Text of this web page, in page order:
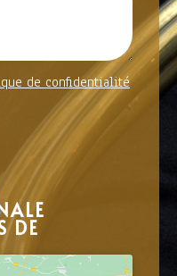
de confidentialité
DE